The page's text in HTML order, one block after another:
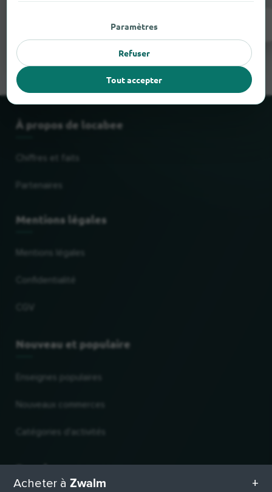
Ajouter maintenant
À propos de locabee
Mentions légales
Nouveau et populaire
Pour les commerces
Acheter à Zwalm
Paramètres
Refuser
Tout accepter